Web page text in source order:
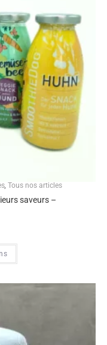
Tous nos articles
saveurs –